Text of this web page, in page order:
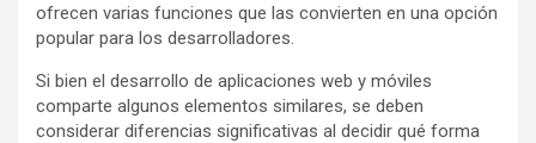
ofrecen varias funciones que las convierten en una opción
popular para los desarrolladores.
Si bien el desarrollo de aplicaciones web y móviles
comparte algunos elementos similares, se deben
considerar diferencias significativas al decidir qué forma